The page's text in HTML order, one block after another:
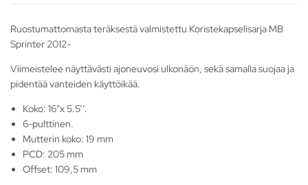
Ruostumattomasta teräksestä valmistettu Koristekapselisarja MB
Sprinter 2012-
Viimeistelee näyttävästi ajoneuvosi ulkonäön, sekä samalla suojaa ja
pidentää vanteiden käyttöikää.
Koko: 16″x 5.5’’.
6-pulttinen.
Mutterin koko: 19 mm
PCD: 205 mm
Offset: 109,5 mm